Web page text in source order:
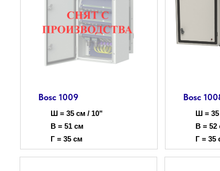
Bosc 1009
Ш = 35 см / 10"
В = 51 см
Г = 35 см
Г = 35
В = 52
Ш = 35
Bosc